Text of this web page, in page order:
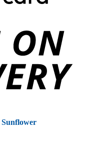
Sunflower